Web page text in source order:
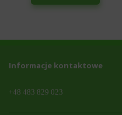
Informacje kontaktowe
+48 483 829 023